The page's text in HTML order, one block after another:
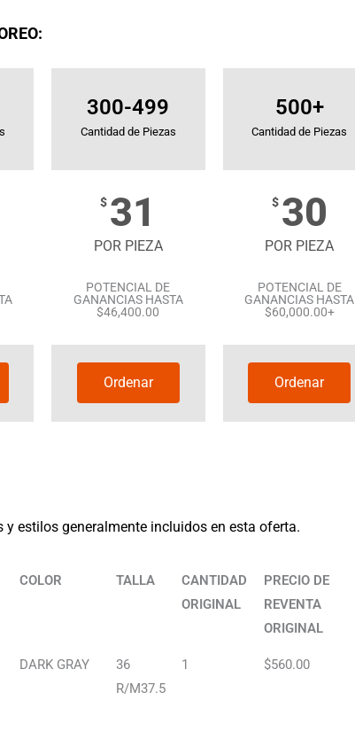
300-499
Cantidad de Piezas
$ 31
POR PIEZA
POTENCIAL DE
GANANCIAS HASTA
$46,400.00
Ordenar
500+
Cantidad de Piezas
$ 30
POR PIEZA
POTENCIAL DE
GANANCIAS HASTA
$60,000.00+
Ordenar
estilos generalmente incluidos en esta oferta.
COLOR TALLA
CANTIDAD
ORIGINAL
PRECIO DE
REVENTA
ORIGINAL
DARK GRAY
36
R/M37.5
1 $560.00